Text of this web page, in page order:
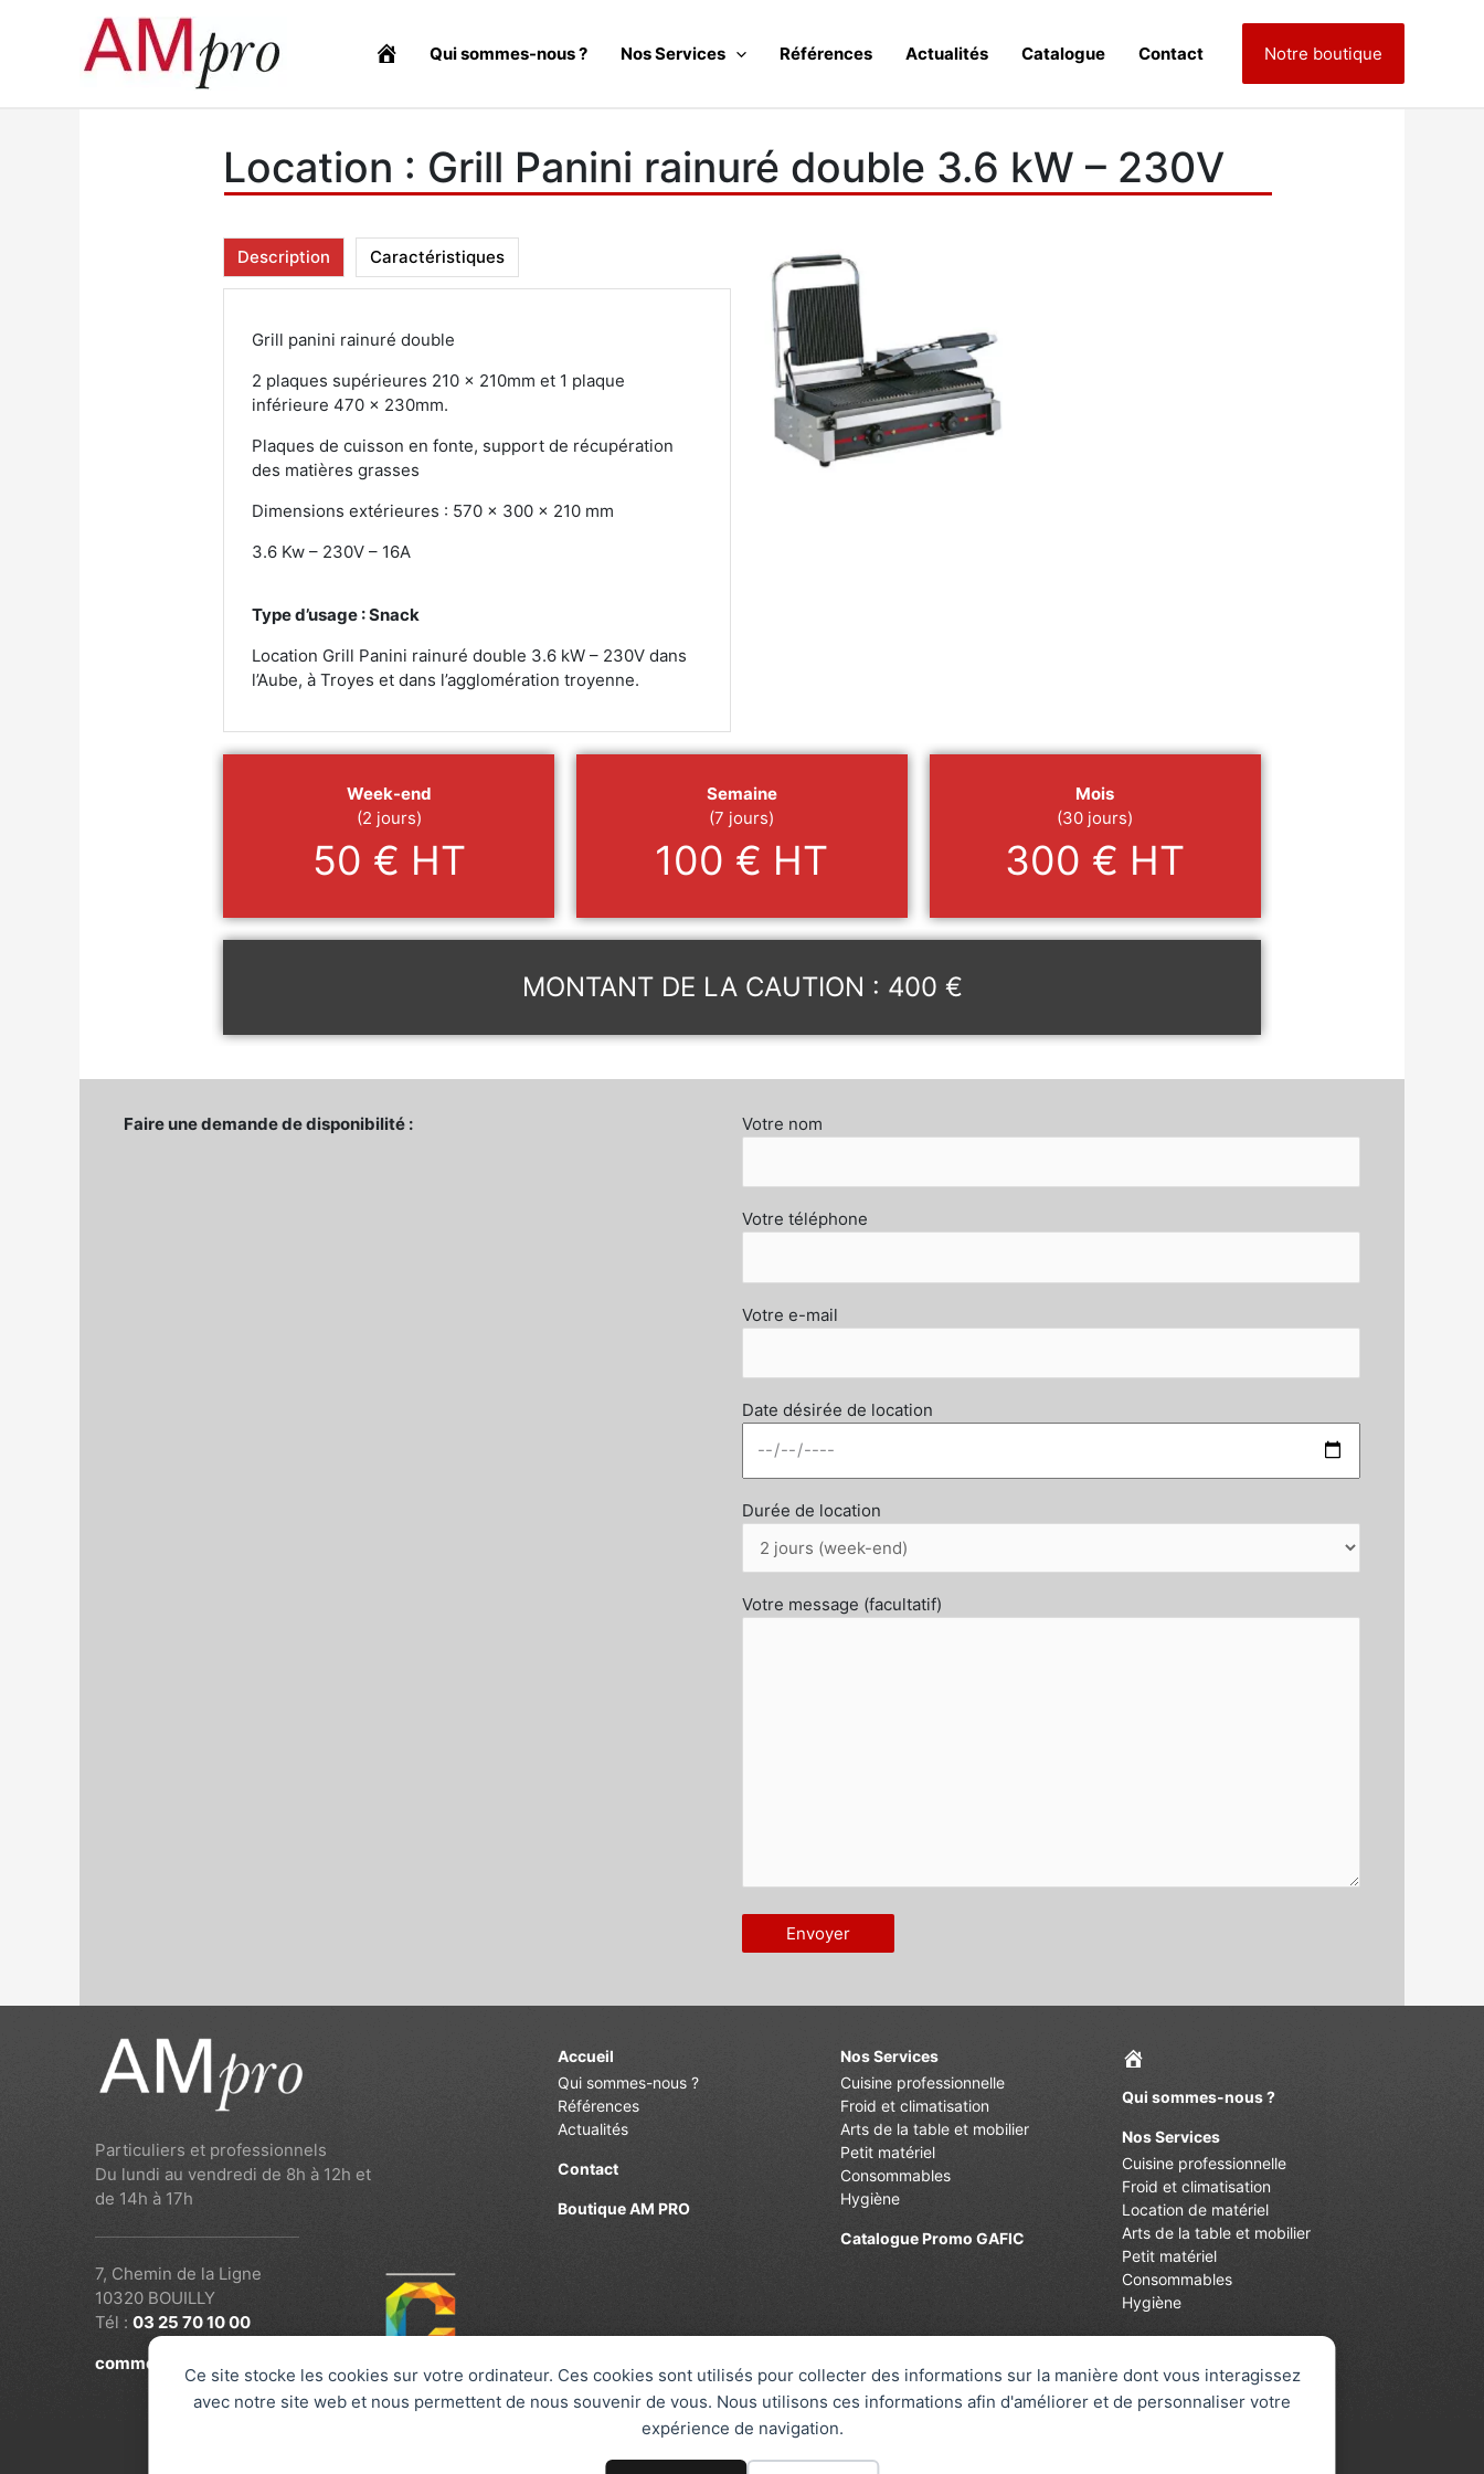
Ce site stocke les cookies sur votre ordinateur. Ces cookies sont utilisés pour collecter des informations sur la manière dont vous interagissez
avec notre site web et nous permettent de nous souvenir de vous. Nous utilisons ces informations afin d'améliorer et de personnaliser votre
expérience de navigation.
Qui sommes-nous ? Nos Services Références Actualités Catalogue Contact Notre boutique
Location : Grill Panini rainuré double 3.6 kW – 230V
Description Caractéristiques
Grill panini rainuré double
2 plaques supérieures 210 x 210mm et 1 plaque
inférieure 470 x 230mm.
Plaques de cuisson en fonte, support de récupération
des matières grasses
Dimensions extérieures : 570 x 300 x 210 mm
3.6 Kw – 230V – 16A
Type d’usage : Snack
Location Grill Panini rainuré double 3.6 kW – 230V dans
l’Aube, à Troyes et dans l’agglomération troyenne.
Week-end
(2 jours)
50 € HT
Semaine
(7 jours)
100 € HT
Mois
(30 jours)
300 € HT
MONTANT DE LA CAUTION : 400 €
Faire une demande de disponibilité : Votre nom
Votre téléphone
Votre e-mail
Date désirée de location
Durée de location
Votre message (facultatif)
Particuliers et professionnels
Du lundi au vendredi de 8h à 12h et
de 14h à 17h
7, Chemin de la Ligne
10320 BOUILLY
Tél : 03 25 70 10 00
commercial@am-pro.fr
Accueil
Qui sommes-nous ?
Références
Actualités
Contact
Boutique AM PRO
Nos Services
Cuisine professionnelle
Froid et climatisation
Arts de la table et mobilier
Petit matériel
Consommables
Hygiène
Catalogue Promo GAFIC
Qui sommes-nous ?
Nos Services
Cuisine professionnelle
Froid et climatisation
Location de matériel
Arts de la table et mobilier
Petit matériel
Consommables
Hygiène
Références
Actualités